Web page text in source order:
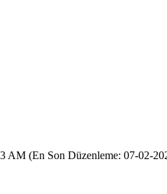
AM (En Son Düzenleme: 07-02-